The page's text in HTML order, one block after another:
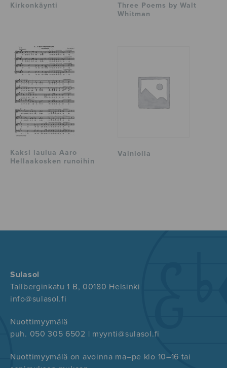
Kirkonkäynti
Three Poems by Walt
Whitman
Kaksi laulua Aaro
Hellaakosken runoihin
Vainiolla
Sulasol
Tallberginkatu 1 B, 00180 Helsinki
info@sulasol.fi
Nuottimyymälä
puh. 050 305 6502 | myynti@sulasol.fi
Nuottimyymälä on avoinna ma–pe klo 10–16 tai